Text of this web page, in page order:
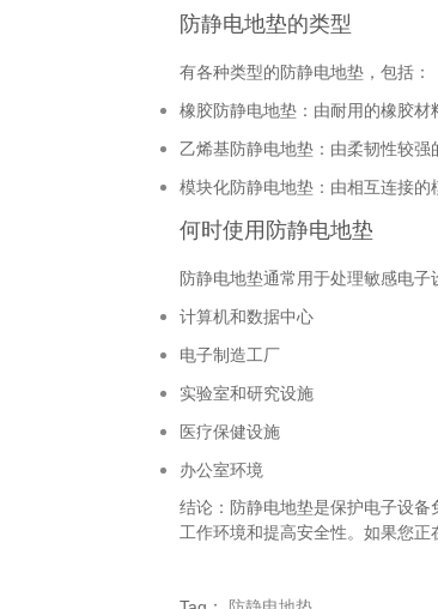
防静电地垫的类型
有各种类型的防静电地垫，包括：
橡胶防静电地垫：由耐用的橡胶
乙烯基防静电地垫：由柔韧性较
模块化防静电地垫：由相互连接的
何时使用防静电地垫
防静电地垫通常用于处理敏感电子
计算机和数据中心
电子制造工厂
实验室和研究设施
医疗保健设施
办公室环境
结论：防静电地垫是保护电子设
工作环境和提高安全性。如果您正